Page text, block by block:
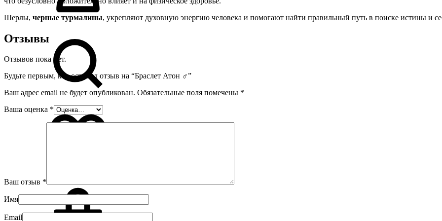
Шерлы, черные турмалины, укрепляют духовную энергию человека и помогают найти правильный путь в поиске истины и
Отзывы
Отзывов пока нет.
Будьте первым, кто оставил отзыв на “Браслет Атон ♂”
Ваш адрес email не будет опубликован. Обязательные поля помечены *
Ваша оценка *
Ваш отзыв *
Имя
Email